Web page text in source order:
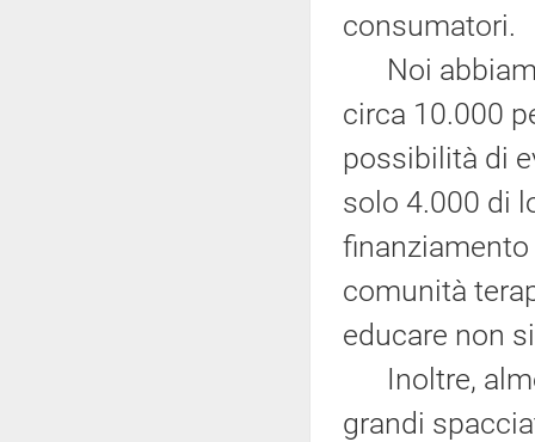
consumatori.
Noi
circa 10.000
possibilità di
solo 4.000 di
comunità
educare non
Inoltre,
grandi